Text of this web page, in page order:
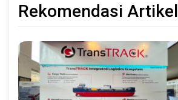
Rekomendasi Artikel